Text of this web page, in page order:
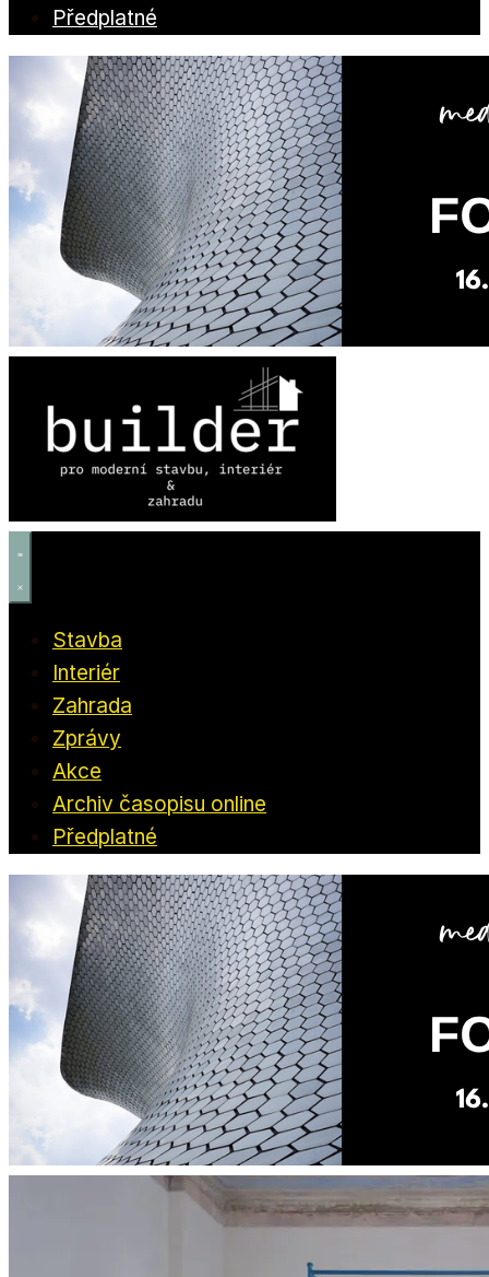
Předplatné
Stavba
Interiér
Zahrada
Zprávy
Akce
Archiv časopisu online
Předplatné